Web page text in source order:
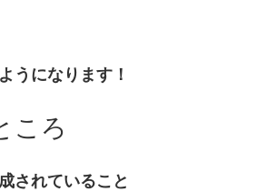
うになります！
ころ
されていること